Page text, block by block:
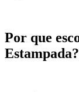
Por que
Estampada?